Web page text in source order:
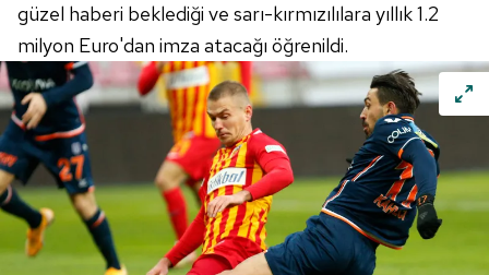
güzel haberi beklediği ve sarı-kırmızılılara yıllık 1.2
milyon Euro'dan imza atacağı öğrenildi.